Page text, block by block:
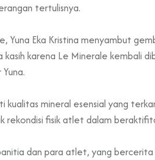
tertulisnya.
Eka Kristina menyambut
karena Le Minerale kembali
kualitas mineral esensial yang
fisik atlet dalam
dan para atlet, yang